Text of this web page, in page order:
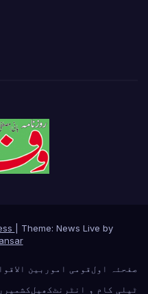
Theme: News Live by
صفحئہ اولقومی امور بین
ٹیلی کام و انٹرنٹکھیلکشمیر